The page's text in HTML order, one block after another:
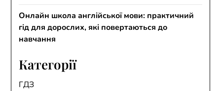
Онлайн школа англійської мови: практичний
гід для дорослих, які повертаються до
навчання
Категорії
ГДЗ